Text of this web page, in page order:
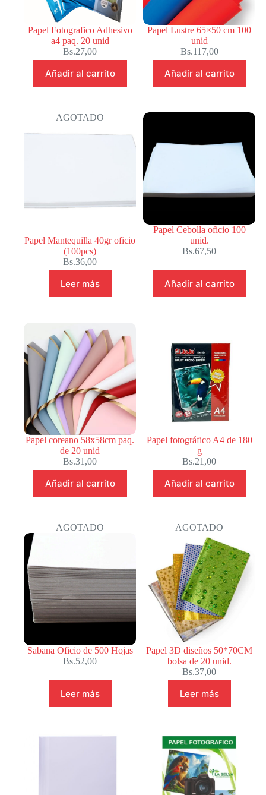
Papel Fotografico Adhesivo
a4 paq. 20 unid
Bs.27,00
Añadir al carrito
Papel Lustre 65×50 cm 100
unid
Bs.117,00
Añadir al carrito
AGOTADO
Papel Mantequilla 40gr oficio
(100pcs)
Bs.36,00
Leer más
Papel Cebolla oficio 100
unid.
Bs.67,50
Añadir al carrito
Papel coreano 58x58cm paq.
de 20 unid
Bs.31,00
Añadir al carrito
Papel fotográfico A4 de 180
g
Bs.21,00
Añadir al carrito
AGOTADO
Sabana Oficio de 500 Hojas
Bs.52,00
Leer más
AGOTADO
Papel 3D diseños 50*70CM
bolsa de 20 unid.
Bs.37,00
Leer más